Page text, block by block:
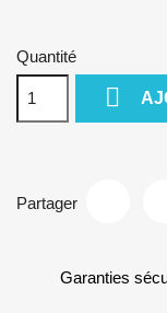
Quantité

Partager
Garanties